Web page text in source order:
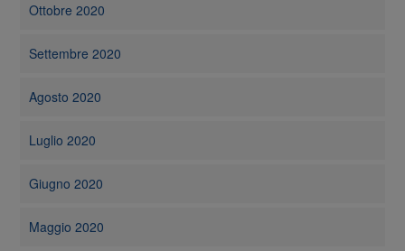
Ottobre 2020
Settembre 2020
Agosto 2020
Luglio 2020
Giugno 2020
Maggio 2020